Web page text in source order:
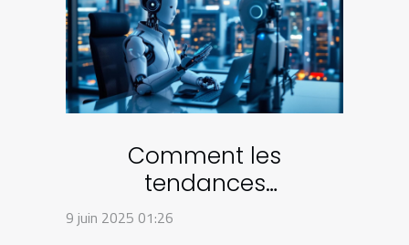
Comment les
tendances
économiques actuelles
9 juin 2025 01:26